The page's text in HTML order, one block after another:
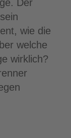
Der
wie die
welche
wirklich?